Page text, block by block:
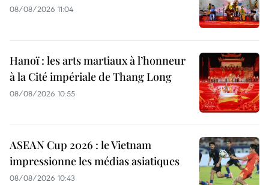
08/08/2026 11:04
Hanoï : les arts martiaux à l’honneur
à la Cité impériale de Thang Long
08/08/2026 10:55
ASEAN Cup 2026 : le Vietnam
impressionne les médias asiatiques
08/08/2026 10:43